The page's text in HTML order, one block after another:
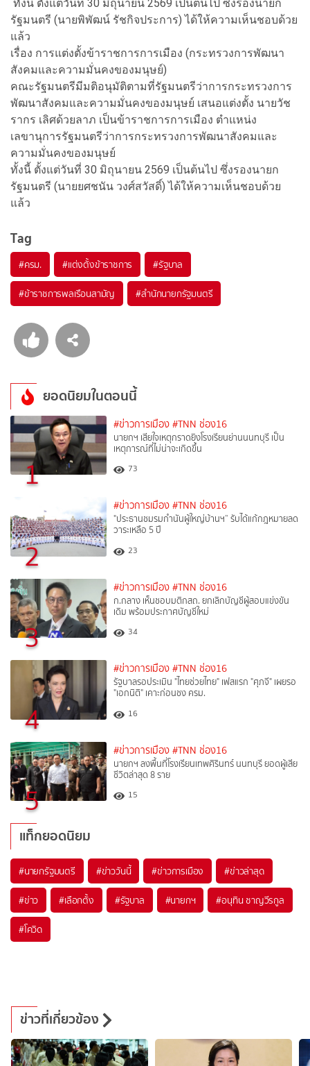
ทั้งนี้ ตั้งแต่วันที่ 30 มิถุนายน 2569 เป็นต้นไป ซึ่งรองนายก
รัฐมนตรี (นายพิพัฒน์ รัชกิจประการ) ได้ให้ความเห็นชอบด้วย
แล้ว
เรื่อง การแต่งตั้งข้าราชการการเมือง (กระทรวงการพัฒนา
สังคมและความมั่นคงของมนุษย์)
คณะรัฐมนตรีมีมติอนุมัติตามที่รัฐมนตรีว่าการกระทรวงการ
พัฒนาสังคมและความมั่นคงของมนุษย์ เสนอแต่งตั้ง นายวัช
รากร เลิศด้วยลาภ เป็นข้าราชการการเมือง ตำแหน่ง
เลขานุการรัฐมนตรีว่าการกระทรวงการพัฒนาสังคมและ
ความมั่นคงของมนุษย์
ทั้งนี้ ตั้งแต่วันที่ 30 มิถุนายน 2569 เป็นต้นไป ซึ่งรองนายก
รัฐมนตรี (นายยศชนัน วงศ์สวัสดิ์) ได้ให้ความเห็นชอบด้วย
แล้ว
Tag
#ครม. #แต่งตั้งข้าราชการ #รัฐบาล
#ข้าราชการพลเรือนสามัญ #สำนักนายกรัฐมนตรี
ยอดนิยมในตอนนี้
1
#ข่าวการเมือง #TNN ช่อง16
นายกฯ เสียใจเหตุกราดยิงโรงเรียนย่านนนทบุรี เป็น
เหตุการณ์ที่ไม่น่าจะเกิดขึ้น
73
2
#ข่าวการเมือง #TNN ช่อง16
"ประธานชมรมกำนันผู้ใหญ่บ้านฯ” รับได้แก้กฎหมายลด
วาระเหลือ 5 ปี
23
3
#ข่าวการเมือง #TNN ช่อง16
ก.กลาง เห็นชอบมติกสถ. ยกเลิกบัญชีผู้สอบแข่งขัน
เดิม พร้อมประกาศบัญชีใหม่
34
4
#ข่าวการเมือง #TNN ช่อง16
รัฐบาลรอประเมิน "ไทยช่วยไทย" เฟสแรก "ศุภจี" เผยรอ
"เอกนิติ" เคาะก่อนชง ครม.
16
5
#ข่าวการเมือง #TNN ช่อง16
นายกฯ ลงพื้นที่โรงเรียนเทพศิรินทร์ นนทบุรี ยอดผู้เสีย
ชีวิตล่าสุด 8 ราย
15
แท็กยอดนิยม
#นายกรัฐมนตรี #ข่าววันนี้ #ข่าวการเมือง #ข่าวล่าสุด
#ข่าว #เลือกตั้ง #รัฐบาล #นายกฯ #อนุทิน ชาญวีรกูล
#โควิด
ข่าวที่เกี่ยวข้อง